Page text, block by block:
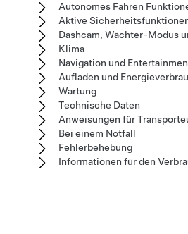
Autonomes Fahren
Aktive
Dashcam, Wächter-Modus
Klima
Navigation und
Aufladen und
Wartung
Technische Daten
Anweisungen für
Bei einem Notfall
Fehlerbehebung
Informationen für den